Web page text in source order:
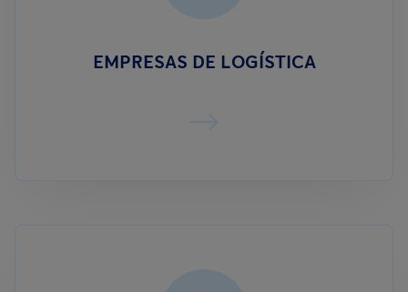
EMPRESAS DE LOGÍSTICA